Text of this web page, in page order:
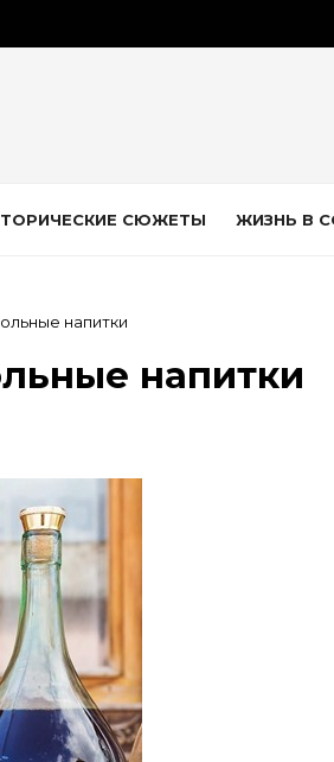
СЮЖЕТЫ ЖИЗНЬ В
напитки
напитки